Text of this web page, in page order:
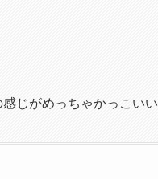
じがめっちゃかっこいい